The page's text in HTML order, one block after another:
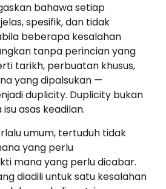
bahawa setiap
spesifik, dan tidak
beberapa kesalahan
tanpa perincian yang
tarikh, perbuatan khusus,
yang dipalsukan —
duplicity. Duplicity bukan
asas keadilan.
umum, tertuduh tidak
yang perlu
mana yang perlu dicabar.
diadili untuk satu kesalahan